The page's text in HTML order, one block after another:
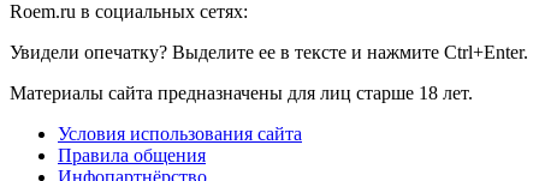
Roem.ru в социальных сетях:
Увидели опечатку? Выделите ее в тексте и нажмите Ctrl+Enter.
Материалы сайта предназначены для лиц старше 18 лет.
Условия использования сайта
Правила общения